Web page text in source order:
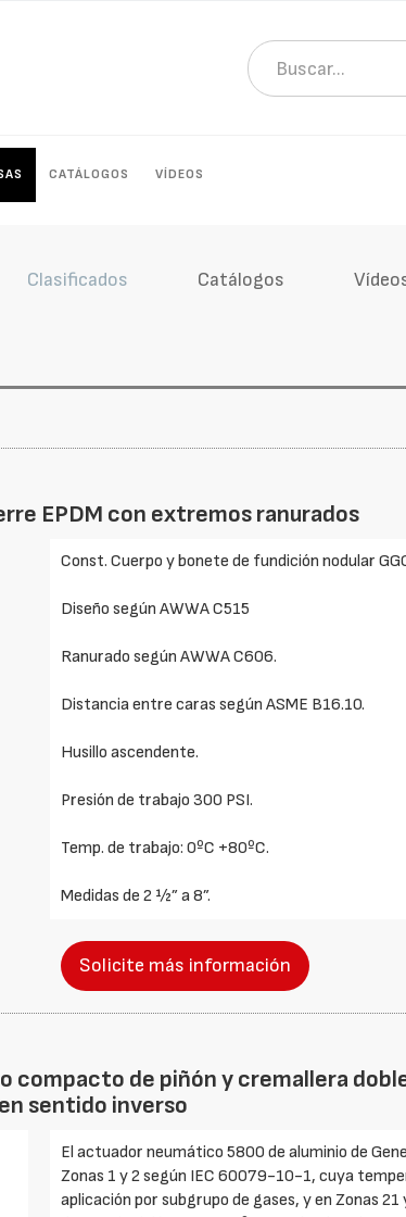
CATÁLOGOS VÍDEOS
Clasificados Catálogos
EPDM con extremos ranurados
Const. Cuerpo y bonete de fundición nodular
Diseño según AWWA C515
Ranurado según AWWA C606.
Distancia entre caras según ASME B16.10.
Husillo ascendente.
Presión de trabajo 300 PSI.
Temp. de trabajo: 0ºC +80ºC.
Medidas de 2 ½” a 8”.
Solicite más información
compacto de piñón y cremallera
sentido inverso
El actuador neumático 5800 de aluminio de
Zonas 1 y 2 según IEC 60079-10-1, cuya
aplicación por subgrupo de gases, y en Zonas